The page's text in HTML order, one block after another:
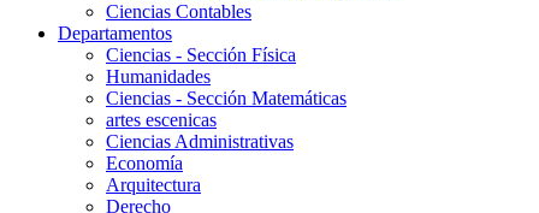
Ciencias Contables
Departamentos
Ciencias - Sección Física
Humanidades
Ciencias - Sección Matemáticas
artes escenicas
Ciencias Administrativas
Economía
Arquitectura
Derecho